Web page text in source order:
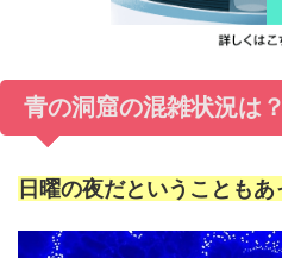
青の洞窟の混雑状況は？
日曜の夜だということもあ